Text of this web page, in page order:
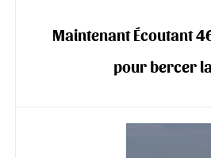
Maintenant Écoutant
pour bercer